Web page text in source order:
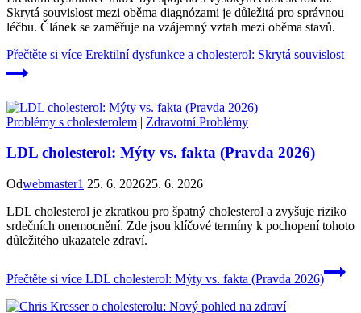
Skrytá souvislost mezi oběma diagnózami je důležitá pro správnou
léčbu. Článek se zaměřuje na vzájemný vztah mezi oběma stavů.
Přečtěte si více Erektilní dysfunkce a cholesterol: Skrytá souvislost
Problémy s cholesterolem | Zdravotní Problémy
LDL cholesterol: Mýty vs. fakta (Pravda 2026)
Odwebmaster1 25. 6. 202625. 6. 2026
LDL cholesterol je zkratkou pro špatný cholesterol a zvyšuje riziko
srdečních onemocnění. Zde jsou klíčové termíny k pochopení tohoto
důležitého ukazatele zdraví.
Přečtěte si více LDL cholesterol: Mýty vs. fakta (Pravda 2026)